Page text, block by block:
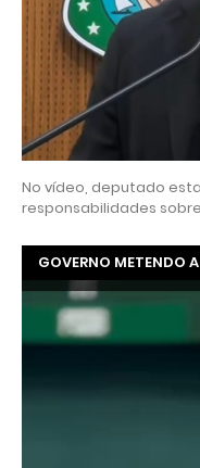
No vídeo, deputado
responsabilidades
GOVERNO METENDO